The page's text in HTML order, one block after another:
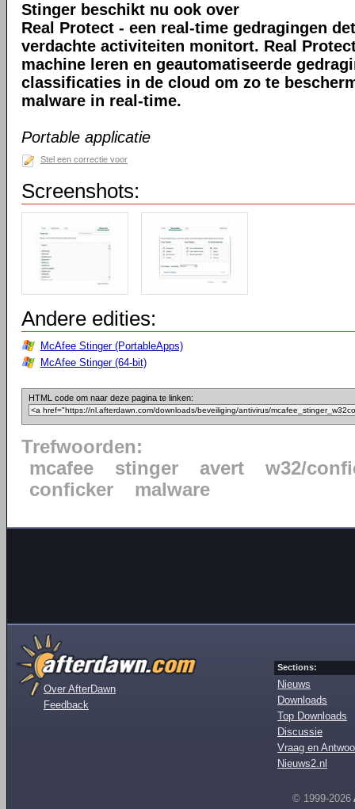
Stinger beschikt nu ook over
Real Protect - een real-time gedragingen
verdachte activiteiten monitort. Real
machine leren en geautomatiseerde
classificaties in de cloud om zo te
malware in real-time.
Portable applicatie
Stel een correctie voor
Screenshots:
Andere edities:
McAfee Stinger (PortableApps)
McAfee Stinger (64-bit)
HTML code om naar deze pagina te linken:
Trefwoorden:
mcafee
stinger avert
w32/
conficker
malware
Over AfterDawn
Feedback
Sections:
Nieuws
Downloads
Top Downloads
Discussie
Vraag en
Nieuws2.nl
© 1999-2026